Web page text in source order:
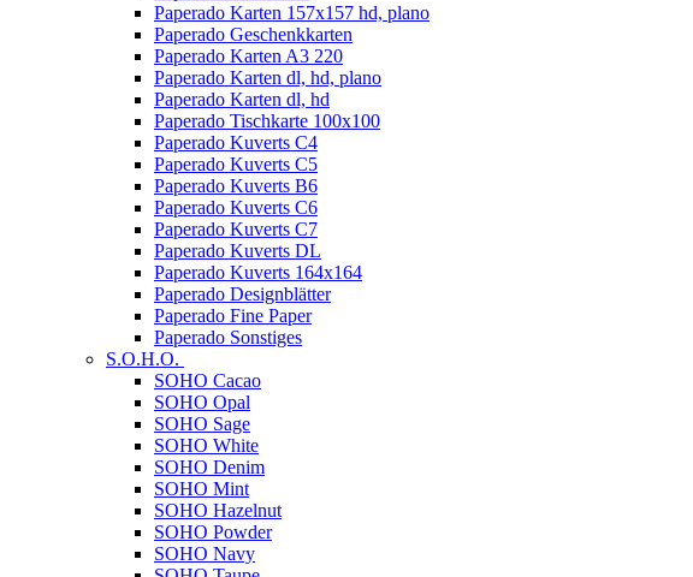
Paperado Karten 157x157 hd, plano
Paperado Geschenkkarten
Paperado Karten A3 220
Paperado Karten dl, hd, plano
Paperado Karten dl, hd
Paperado Tischkarte 100x100
Paperado Kuverts C4
Paperado Kuverts C5
Paperado Kuverts B6
Paperado Kuverts C6
Paperado Kuverts C7
Paperado Kuverts DL
Paperado Kuverts 164x164
Paperado Designblätter
Paperado Fine Paper
Paperado Sonstiges
S.O.H.O.
SOHO Cacao
SOHO Opal
SOHO Sage
SOHO White
SOHO Denim
SOHO Mint
SOHO Hazelnut
SOHO Powder
SOHO Navy